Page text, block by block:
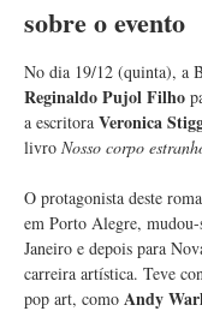
sobre o evento
No dia 19/12 (quinta), a
Reginaldo Pujol Filho
a escritora Veronica
livro Nosso corpo
O protagonista deste
em Porto Alegre,
Janeiro e depois para
carreira artística. Teve
pop art, como Andy